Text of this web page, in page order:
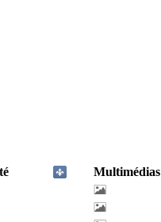
Multimédias